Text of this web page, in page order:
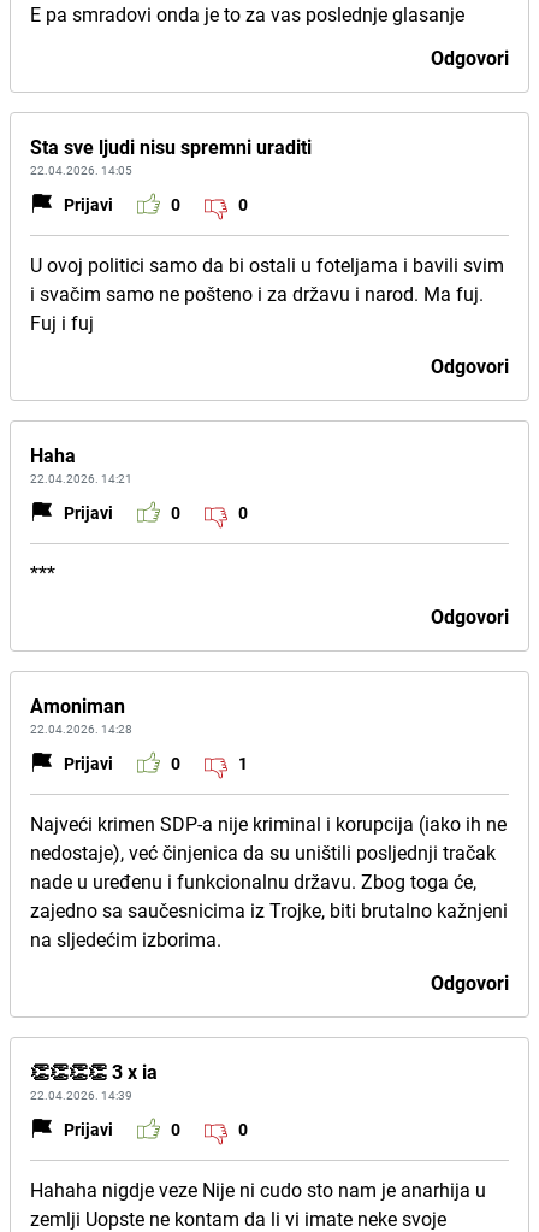
E pa smradovi onda je to za vas poslednje glasanje
Odgovori
Sta sve ljudi nisu spremni uraditi
22.04.2026. 14:05
Prijavi 0 0
U ovoj politici samo da bi ostali u foteljama i bavili svim
i svačim samo ne pošteno i za državu i narod. Ma fuj.
Fuj i fuj
Odgovori
Haha
22.04.2026. 14:21
Prijavi 0 0
***
Odgovori
Amoniman
22.04.2026. 14:28
Prijavi 0 1
Najveći krimen SDP-a nije kriminal i korupcija (iako ih ne
nedostaje), već činjenica da su uništili posljednji tračak
nade u uređenu i funkcionalnu državu. Zbog toga će,
zajedno sa saučesnicima iz Trojke, biti brutalno kažnjeni
na sljedećim izborima.
Odgovori
👏👏👏👏 3 x ia
22.04.2026. 14:39
Prijavi 0 0
Hahaha nigdje veze Nije ni cudo sto nam je anarhija u
zemlji Uopste ne kontam da li vi imate neke svoje